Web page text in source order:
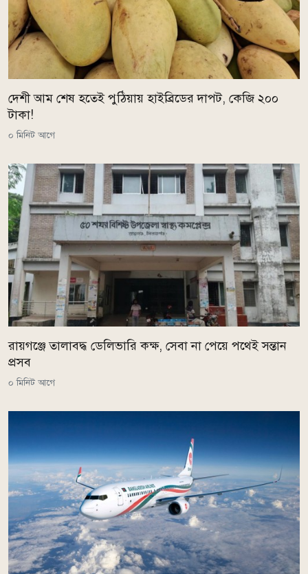
দেশী আম শেষ হতেই পুঠিয়ায় হাইব্রিডের দাপট, কেজি ২০০
টাকা!
০ মিনিট আগে
রায়গঞ্জে তালাবদ্ধ ডেলিভারি কক্ষ, সেবা না পেয়ে পথেই সন্তান
প্রসব
০ মিনিট আগে